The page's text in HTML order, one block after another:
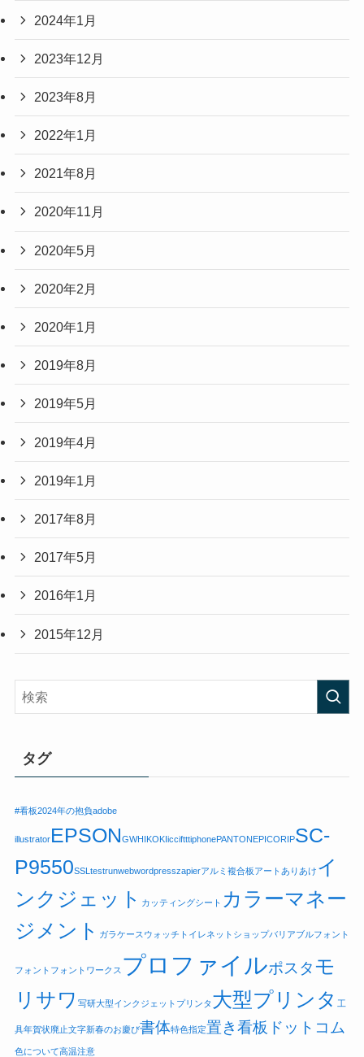
2024年1月
2023年12月
2023年8月
2022年1月
2021年8月
2020年11月
2020年5月
2020年2月
2020年1月
2019年8月
2019年5月
2019年4月
2019年1月
2017年8月
2017年5月
2016年1月
2015年12月
タグ
#看板2024年の抱負adobe
illustratorEPSONGWHIKOKIicciftttiphonePANTONEPICORIPSC-
P9550SSL testrunwebwordpresszapierアルミ複合板アートありあけ イ
ンクジェット
カッティングシート カラーマネー
ジメント
ガラケースウォッチ トイレネットショップバリアブルフォント
フォント フォントワークス プロファイルポスタモ
リサワ 写研大型インクジェットプリンタ 大型プリンタ 工
具年賀状廃止文字新春のお慶び書体特色指定置き看板ドットコム
色について高温注意